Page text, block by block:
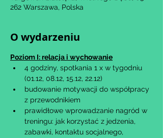
262 Warszawa, Polska
O wydarzeniu
Poziom I: relacja i wychowanie
4 godziny, spotkania 1 x w tygodniu
(01.12, 08.12, 15.12, 22.12)
budowanie motywacji do współpracy
z przewodnikiem
prawidłowe wprowadzanie nagród w
treningu: jak korzystać z jedzenia,
zabawki, kontaktu socjalnego,